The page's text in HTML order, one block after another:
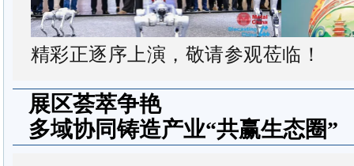
精彩正逐序上演，敬请参观莅临！
展区荟萃争艳
多域协同铸造产业“共赢生态圈”